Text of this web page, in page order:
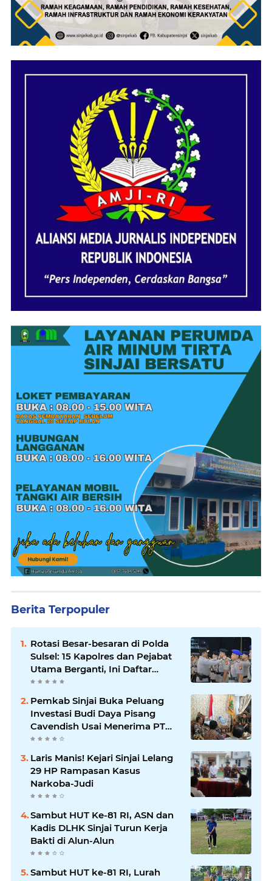
Berita Terpopuler
Rotasi Besar-besaran di Polda
Sulsel: 15 Kapolres dan Pejabat
Utama Berganti, Ini Daftar
Lengkapnya
Pemkab Sinjai Buka Peluang
Investasi Budi Daya Pisang
Cavendish Usai Menerima PT
GGF
Laris Manis! Kejari Sinjai Lelang
29 HP Rampasan Kasus
Narkoba-Judi
Sambut HUT Ke-81 RI, ASN dan
Kadis DLHK Sinjai Turun Kerja
Bakti di Alun-Alun
Sambut HUT ke-81 RI, Lurah